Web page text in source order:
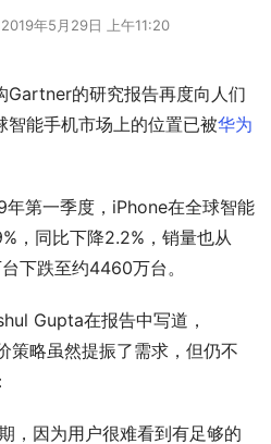
2019年5月29日 上午11:20
Gartner的研究报告再度向人们
智能手机市场上的位置已被华为
第一季度，iPhone在全球智能
，同比下降2.2%，销量也从
下跌至约4460万台。
Gupta在报告中写道，
策略虽然提振了需求，但仍不
，因为用户很难看到有足够的